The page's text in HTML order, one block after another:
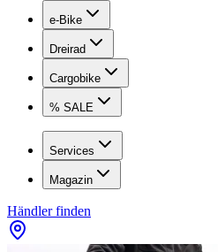
e-Bike
Dreirad
Cargobike
% SALE
Services
Magazin
Händler finden